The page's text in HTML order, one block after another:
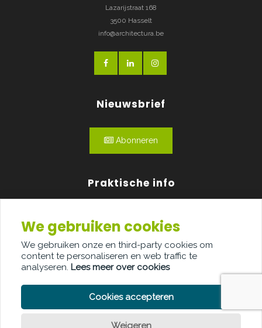
Lazarijstraat 168
3500 Hasselt
info@architectura.be
Nieuwsbrief
Abonneren
Praktische info
Over ons
Adverteren
Contact
We gebruiken cookies
We gebruiken onze en third-party cookies om
content te personaliseren en web traffic te
analyseren. Lees meer over cookies
Cookies accepteren
Weigeren